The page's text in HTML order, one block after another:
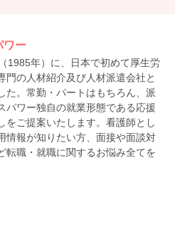
ワー
1985年）に、日本で初めて厚生労
門の人材紹介及び人材派遣会社と
た。常勤・パートはもちろん、派
パワー独自の就業形態である応援
をご提案いたします。看護師とし
情報が知りたい方、面接や面談対
転職・就職に関するお悩み全てを